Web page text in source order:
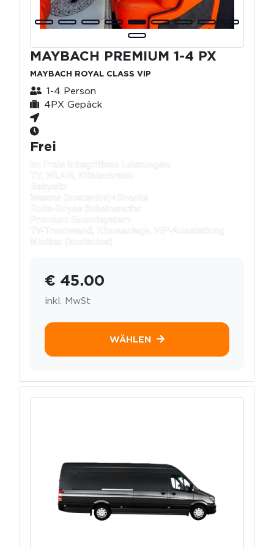
MAYBACH PREMIUM 1-4 PX
MAYBACH ROYAL CLASS VIP
1-4 Person
4PX Gepäck
Frei
TV, WLAN, Kühlschrank
Wasser (kostenlos)+
Rolls-Royce Scheinwerfer
TV-Trennwand, Klimaanlage, VIP-Ausstattung
Minibar (kostenlos)
€ 45.00
inkl. MwSt
WÄHLEN